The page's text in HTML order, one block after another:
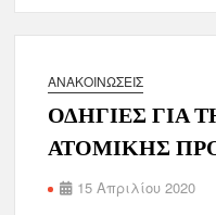
ΑΝΑΚΟΙΝΏΣΕΙΣ
ΟΔΗΓΙΕΣ ΓΙΑ
ΑΤΟΜΙΚΗΣ
15 Απριλίου 2020